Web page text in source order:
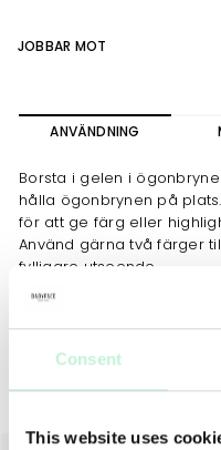
Consent
This website uses
JOBBAR MOT
ANVÄNDNING
Borsta i gelen i
hålla ögonbrynen på
för att ge färg eller
Använd gärna två färger
fylligare utseende.